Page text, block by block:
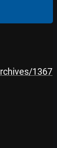
1367